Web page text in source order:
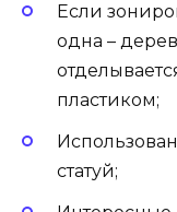
Если
одна –
пластиком;
статуй;